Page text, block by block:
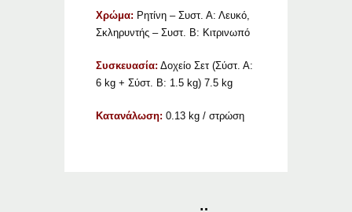
Χρώμα: Ρητίνη – Συστ. Α: Λευκό,
Σκληρυντής – Συστ. Β: Κιτρινωπό
Συσκευασία: Δοχείο Σετ (Σύστ. Α:
6 kg + Σύστ. Β: 1.5 kg) 7.5 kg
Κατανάλωση: 0.13 kg / στρώση